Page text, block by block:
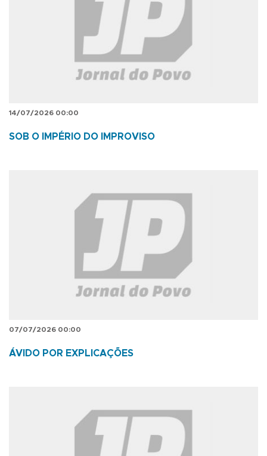
14/07/2026 00:00
SOB O IMPÉRIO DO IMPROVISO
07/07/2026 00:00
ÁVIDO POR EXPLICAÇÕES